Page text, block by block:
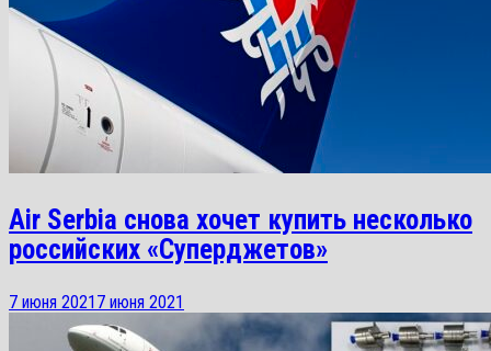
Air Serbia снова хочет купить несколько
российских «Суперджетов»
7 июня 20217 июня 2021